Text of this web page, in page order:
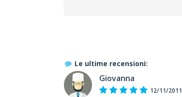
Le ultime recensioni:
Giovanna
12/11/2011